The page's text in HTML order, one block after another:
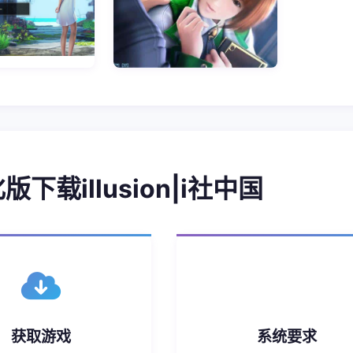
版下载illusion|i社中国
获取游戏 系统要求